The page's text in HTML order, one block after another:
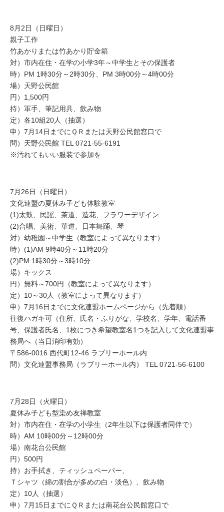
8月2日（日曜日）
親子工作
竹あかりまたは竹あかり貯金箱
対）市内在住・在学の小学3年～中学生とその保護者
時）PM 1時30分～2時30分、PM 3時00分～4時00分
場）天野公民館
円）1,500円
持）軍手、筆記用具、飲み物
定）各10組20人（抽選）
申）7月14日までにＱＲまたは天野公民館窓口で
問）天野公民館 TEL 0721-55-6191
※汚れてもいい服装で参加を
7月26日（日曜日）
文化連盟の夏休み子ども体験教室
(1)太鼓、民謡、茶道、造花、フラワーデザイン
(2)合唱、美術、華道、日本舞踊、琴
対）幼稚園～中学生（教室によって異なります）
時）(1)AM 9時40分～11時20分
(2)PM 1時30分～3時10分
場）キックス
円）無料～700円（教室によって異なります）
定）10～30人（教室によって異なります）
申）7月16日までに文化連盟ホームページから（先着順）
往復ハガキ可（住所、氏名・ふりがな、学校名、学年、電話番
号、保護者氏名、1枚につき希望教室名1つを記入して文化連盟事
務局へ（当日消印有効）
〒586-0016 西代町12-46 ラブリーホール内
問）文化連盟事務局（ラブリーホール内） TEL 0721-56-6100
7月28日（火曜日）
夏休み子ども型染め友禅教室
対）市内在住・在学の小学生（2年生以下は保護者同伴で）
時）AM 10時00分～12時00分
場）南花台公民館
円）500円
持）お手拭き、ティッシュペーパー、
Ｔシャツ（綿の割合が多めの白・淡色）、飲み物
定）10人（抽選）
申）7月15日までにＱＲまたは南花台公民館窓口で